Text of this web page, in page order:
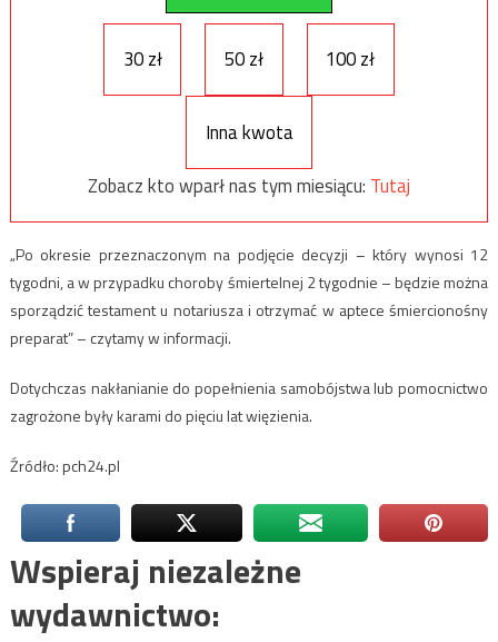
30 zł 50 zł 100 zł
Inna kwota
Zobacz kto wparł nas tym miesiącu: Tutaj
„Po okresie przeznaczonym na podjęcie decyzji – który wynosi 12
tygodni, a w przypadku choroby śmiertelnej 2 tygodnie – będzie można
sporządzić testament u notariusza i otrzymać w aptece śmiercionośny
preparat” – czytamy w informacji.
Dotychczas nakłanianie do popełnienia samobójstwa lub pomocnictwo
zagrożone były karami do pięciu lat więzienia.
Źródło: pch24.pl
Wspieraj niezależne
wydawnictwo: